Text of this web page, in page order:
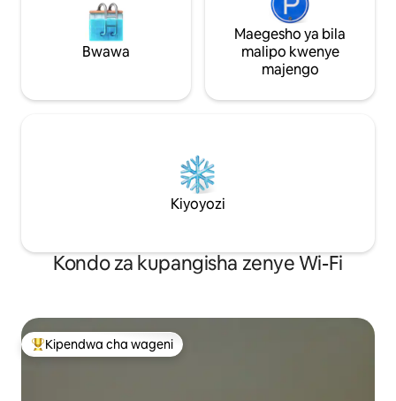
Bwawa
Maegesho ya bila
malipo kwenye
majengo
Kiyoyozi
Kondo za kupangisha zenye Wi-Fi
Kipendwa maarufu cha wageni
Kipendwa cha wageni